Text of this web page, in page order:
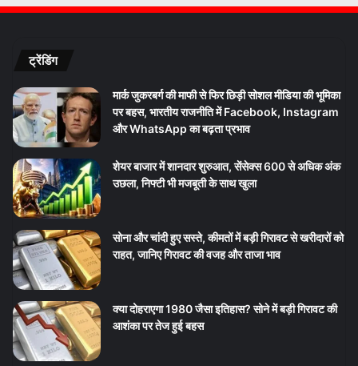
ट्रेंडिंग
मार्क जुकरबर्ग की माफी से फिर छिड़ी सोशल मीडिया की भूमिका
पर बहस, भारतीय राजनीति में Facebook, Instagram
और WhatsApp का बढ़ता प्रभाव
शेयर बाजार में शानदार शुरुआत, सेंसेक्स 600 से अधिक अंक
उछला, निफ्टी भी मजबूती के साथ खुला
सोना और चांदी हुए सस्ते, कीमतों में बड़ी गिरावट से खरीदारों को
राहत, जानिए गिरावट की वजह और ताजा भाव
क्या दोहराएगा 1980 जैसा इतिहास? सोने में बड़ी गिरावट की
आशंका पर तेज हुई बहस